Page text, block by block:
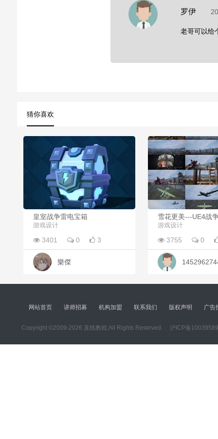
罗伊
老哥可以给
猜你喜欢
皇室战争雷电宝箱
游戏设计
3401 0 3
樂傑
雪花更美---UE4战
游戏设计
3755 0
网站首页 讲师招募 机构加盟 联系我们 版权声明 广告
Copyright ©2009-2026 直线教程,All Rights Reserved. 沪ICP备